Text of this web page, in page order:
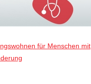
für Menschen mit